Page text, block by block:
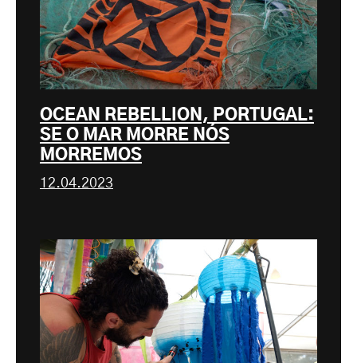
OCEAN REBELLION, PORTUGAL:
SE O MAR MORRE NÓS
MORREMOS
12.04.2023